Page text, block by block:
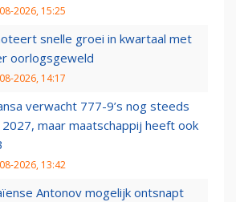
2026, 15:25
snelle groei in kwartaal met
oorlogsgeweld
2026, 14:17
verwacht 777-9’s nog steeds
maar maatschappij heeft ook
2026, 13:42
Antonov mogelijk ontsnapt